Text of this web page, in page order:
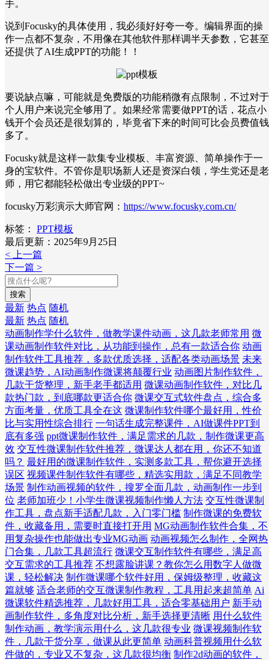
手。
说到Focusky的具体使用，我必须好好夸一夸。编辑界面的操
作一点都不复杂，不用像在其他软件那样调半天参数，它甚至
还提供了AI生成PPT的功能！！
要说缺点嘛，可能就是免费版的功能稍微有点限制，不过对于
个人用户来说完全够用了。如果经常需要做PPT的话，花点小
钱开个会员还是很划算的，毕竟省下来的时间可比会员费值钱
多了。
Focusky就是这样一款集专业模板、丰富资源、简单操作于一
身的宝软件。不管你是职场新人还是资深白领，学生党还是老
师，用它都能轻松做出专业级的PPT~
focusky万彩演示大师官网： https://www.focusky.com.cn/
标签：
PPT模板
最后更新：2025年9月25日
< 上一篇
下一篇 >
搜索
最新 热点 随机
最新 热点 随机
动画制作学什么软件，做教学课件动画，这几款老师常用 微
课动画制作软件对比，从功能到操作，总有一款适合你 动画
制作软件工具推荐，多款优质选择，适配各类动画场景 未来
微课趋势，AI动画制作微课将颠覆行业 动画图片制作软件，
几款干货整理，新手老手都适用 微课动画制作软件，对比几
款热门款，到底哪款更适合你 微课交互式软件盘点，综合多
方面考量，优质工具全在这 微课制作软件哪个最好用，性价
比与实用性综合排行 一句话生成完整课件，AI做课件PPT到
底有多强 ppt微课制作软件，满足需求的几款，制作微课更高
效 交互性微课制作软件推荐，微课达人都在用，你还不知道
吗？ 最好用的微课制作软件，实测多款工具，帮你避开选择
误区 视频课件制作软件有哪些，精选实用款，满足不同教学
场景 制作动画视频的软件，搜罗全面几款，动画制作一步到
位 老师加班少！小学生微课视频制作懒人方法 交互性微课制
作工具，盘点新手适配几款，入门零门槛 制作微课的免费软
件，收藏备用，需要时直接打开用 MG动画制作软件合集，不
用复杂操作也能做出专业MG动画 动画视频怎么制作，全网热
门合集，几款工具超流行 微课交互制作软件有哪些，满足高
交互需求的工具推荐 不想露脸讲课？教你怎么用数字人做微
课，轻松解决 制作微课哪个软件好用，保姆级整理，收藏这
篇就够 适合老师的交互微课制作教程，工具用起来超简单 Ai
微课软件精选推荐，几款好用工具，适合零基础用户 新手动
画制作软件，多角度对比分析，新手选择更清晰 用什么软件
制作动画，教学演示用什么，这几款很专业 微课视频制作软
件，几款干货分享，做课从此更简单 动画科普视频用什么软
件做的，专业又不复杂，这几款很均衡 制作2d动画的软件，